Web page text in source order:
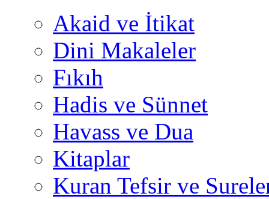
Akaid ve İtikat
Dini Makaleler
Fıkıh
Hadis ve Sünnet
Havass ve Dua
Kitaplar
Kuran Tefsir ve